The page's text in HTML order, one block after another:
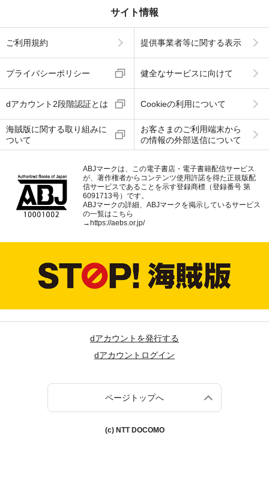
サイト情報
ご利用規約 提供事業者等に関する表示
プライバシーポリシー 健全なサービスに向けて
dアカウント2段階認証とは Cookieの利用について
海賊版に関する取り組みに
ついて
お客さまのご利用端末から
の情報の外部送信について
ABJマークは、この電子書店・電子書籍配信サービス
が、著作権者からコンテンツ使用許諾を得た正規版配
信サービスであることを示す登録商標（登録番号 第
6091713号）です。
ABJマークの詳細、ABJマークを掲示しているサービス
の一覧はこちら
→ https://aebs.or.jp/
dアカウントを発行する
dアカウントログイン
ページトップへ
(c) NTT DOCOMO